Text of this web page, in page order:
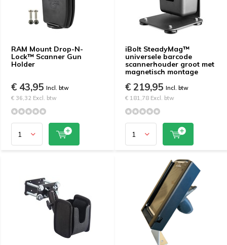
RAM Mount Drop-N-
Lock™ Scanner Gun
Holder
€ 43,95 Incl. btw
€ 36,32 Excl. btw
iBolt SteadyMag™
universele barcode
scannerhouder groot met
magnetisch montage
€ 219,95 Incl. btw
€ 181,78 Excl. btw